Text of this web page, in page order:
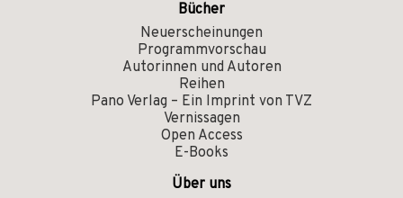
Bücher
Neuerscheinungen
Programmvorschau
Autorinnen und Autoren
Reihen
Pano Verlag – Ein Imprint von TVZ
Vernissagen
Open Access
E-Books
Über uns